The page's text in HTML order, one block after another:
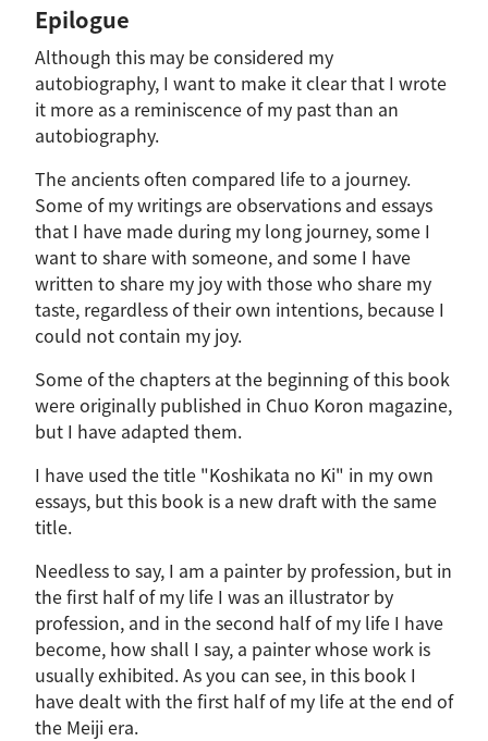
Epilogue
Although this may be considered my
autobiography, I want to make it clear that I wrote
it more as a reminiscence of my past than an
autobiography.
The ancients often compared life to a journey.
Some of my writings are observations and essays
that I have made during my long journey, some I
want to share with someone, and some I have
written to share my joy with those who share my
taste, regardless of their own intentions, because I
could not contain my joy.
Some of the chapters at the beginning of this book
were originally published in Chuo Koron magazine,
but I have adapted them.
I have used the title "Koshikata no Ki" in my own
essays, but this book is a new draft with the same
title.
Needless to say, I am a painter by profession, but in
the first half of my life I was an illustrator by
profession, and in the second half of my life I have
become, how shall I say, a painter whose work is
usually exhibited. As you can see, in this book I
have dealt with the first half of my life at the end of
the Meiji era.